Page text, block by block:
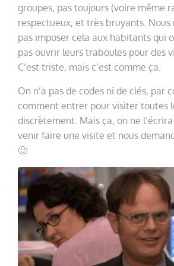
groupes, pas toujours (voire même
respectueux, et très bruyants. Nous
pas imposer cela aux habitants qui
pas ouvrir leurs traboules pour des
C’est triste, mais c’est comme ça.
On n’a pas de codes ni de clés, par
comment entrer pour visiter toutes
discrètement. Mais ça, on ne
venir faire une visite et nous
🙂